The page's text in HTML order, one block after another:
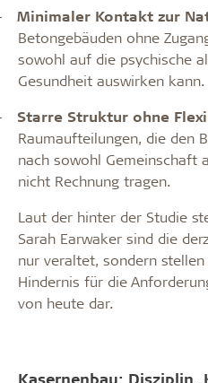
Minimaler Kontakt zur
Betongebäuden ohne
sowohl auf die psychische
Gesundheit auswirken kann.
Starre Struktur ohne
Raumaufteilungen, die den
nach sowohl Gemeinschaft
nicht Rechnung tragen.
Laut der hinter der Studie
Sarah Earwaker sind die
nur veraltet, sondern
Hindernis für die
von heute dar.
Kasernenbau: Disziplin,